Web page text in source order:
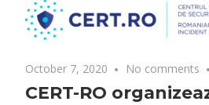
October 7, 2020 No comments
CERT-RO